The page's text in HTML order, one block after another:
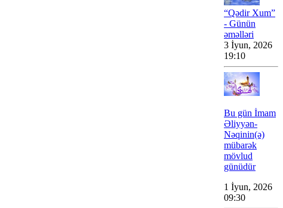
“Qədir Xum”
- Günün
əməlləri
3 İyun, 2026
19:10
Bu gün İmam
Əliyyən-
Nəqinin(ə)
mübarək
mövlud
günüdür
1 İyun, 2026
09:30